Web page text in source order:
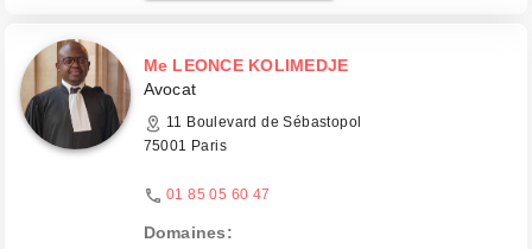
Me LEONCE KOLIMEDJE
Avocat
11 Boulevard de Sébastopol
75001 Paris
01 85 05 60 47
Domaines: